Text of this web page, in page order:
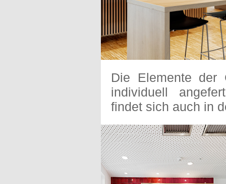
Die Elemente der
individuell
findet sich auch in